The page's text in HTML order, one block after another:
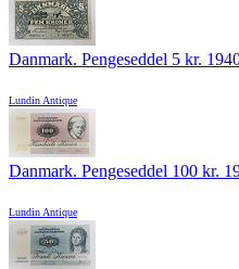
Danmark. Pengeseddel 5 kr.
Lundin Antique
Danmark. Pengeseddel 100 kr.
Lundin Antique